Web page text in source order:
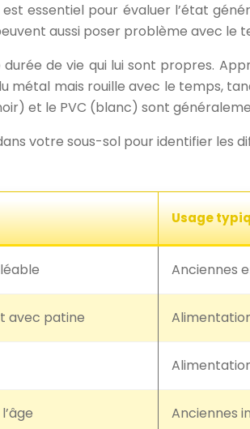
essentiel pour évaluer l’état
aussi poser problème avec
de vie qui lui sont propres.
métal mais rouille avec le temps,
et le PVC (blanc) sont
votre sous-sol pour identifier les
Usage
Anciennes
avec patine
Anciennes